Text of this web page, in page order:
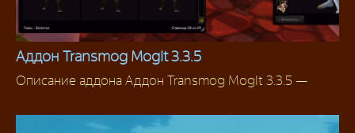
Аддоны 3.3.5
Аддон Transmog MogIt 3.3.5
Описание аддона Аддон Transmog MogIt 3.3.5 —